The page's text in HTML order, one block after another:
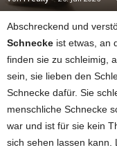
Abschreckend und
Schnecke ist etwas, an
finden sie zu schleimig,
sein, sie lieben den
Schnecke dafür. Sie
menschliche Schnecke
war und ist für sie kein
sich sehen lassen kann.